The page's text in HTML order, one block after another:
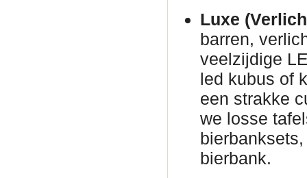
Luxe
barren,
veelzijdige
led kubus of
een strakke
we losse
bierbank.